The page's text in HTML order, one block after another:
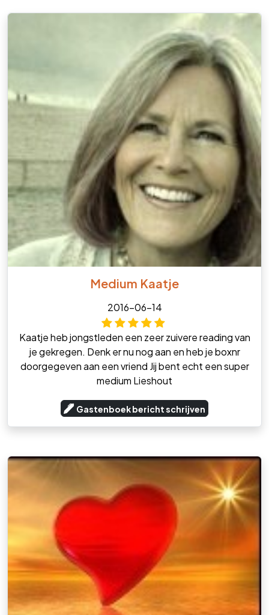
Medium Kaatje
2016-06-14
Kaatje heb jongstleden een zeer zuivere reading van
je gekregen. Denk er nu nog aan en heb je boxnr
doorgegeven aan een vriend Jij bent echt een super
medium Lieshout
Gastenboek bericht schrijven